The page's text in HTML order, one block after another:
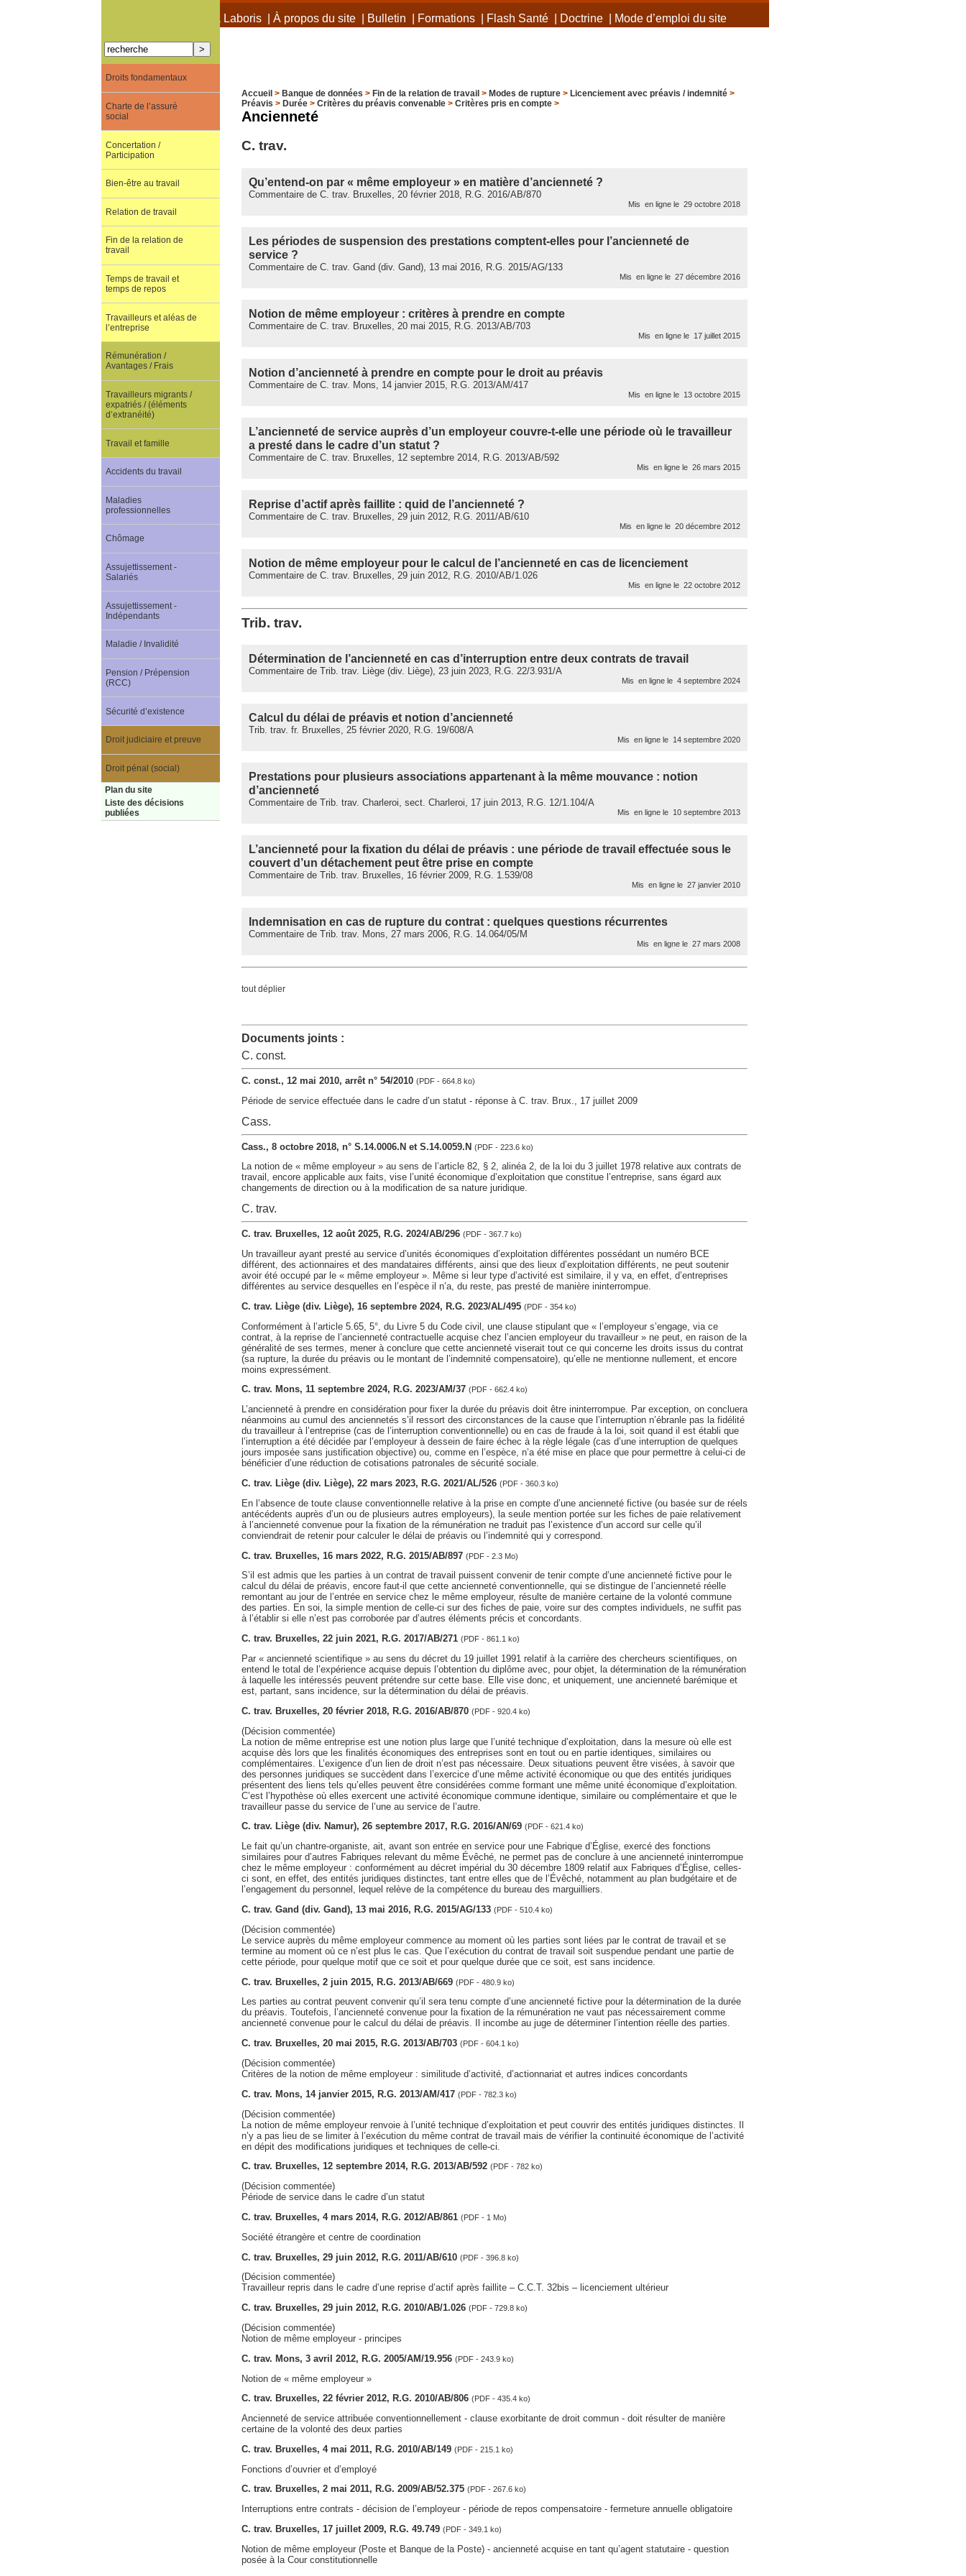
À propos de Terra Laboris| À propos du site| Bulletin Formations| Flash Santé| Doctrine| Mode d’emploi du site
Accueil > Banque de données > Fin de la relation de travail > Modes de rupture> Licenciement avec préavis / indemnité>
Préavis > Durée> Critères du préavis convenable> Critères pris en compte>
Ancienneté
C. trav.
Qu’entend-on par « même employeur » en matière d’ancienneté ?
Commentaire de C. trav. Bruxelles, 20 février 2018, R.G. 2016/AB/870
Mis en ligne le 29 octobre 2018
Les périodes de suspension des prestations comptent-elles pour l’ancienneté de
service ?
Commentaire de C. trav. Gand (div. Gand), 13 mai 2016, R.G. 2015/AG/133
Mis en ligne le 27 décembre 2016
Notion de même employeur : critères à prendre en compte
Commentaire de C. trav. Bruxelles, 20 mai 2015, R.G. 2013/AB/703
Mis en ligne le 17 juillet 2015
Notion d’ancienneté à prendre en compte pour le droit au préavis
Commentaire de C. trav. Mons, 14 janvier 2015, R.G. 2013/AM/417
Mis en ligne le 13 octobre 2015
L’ancienneté de service auprès d’un employeur couvre-t-elle une période où le travailleur
a presté dans le cadre d’un statut ?
Commentaire de C. trav. Bruxelles, 12 septembre 2014, R.G. 2013/AB/592
Mis en ligne le 26 mars 2015
Reprise d’actif après faillite : quid de l’ancienneté ?
Commentaire de C. trav. Bruxelles, 29 juin 2012, R.G. 2011/AB/610
Mis en ligne le 20 décembre 2012
Notion de même employeur pour le calcul de l’ancienneté en cas de licenciement
Commentaire de C. trav. Bruxelles, 29 juin 2012, R.G. 2010/AB/1.026
Mis en ligne le 22 octobre 2012
Trib. trav.
Détermination de l’ancienneté en cas d’interruption entre deux contrats de travail
Commentaire de Trib. trav. Liège (div. Liège), 23 juin 2023, R.G. 22/3.931/A
Mis en ligne le 4 septembre 2024
Calcul du délai de préavis et notion d’ancienneté
Trib. trav. fr. Bruxelles, 25 février 2020, R.G. 19/608/A
Mis en ligne le 14 septembre 2020
Prestations pour plusieurs associations appartenant à la même mouvance : notion
d’ancienneté
Commentaire de Trib. trav. Charleroi, sect. Charleroi, 17 juin 2013, R.G. 12/1.104/A
Mis en ligne le 10 septembre 2013
L’ancienneté pour la fixation du délai de préavis : une période de travail effectuée sous le
couvert d’un détachement peut être prise en compte
Commentaire de Trib. trav. Bruxelles, 16 février 2009, R.G. 1.539/08
Mis en ligne le 27 janvier 2010
Indemnisation en cas de rupture du contrat : quelques questions récurrentes
Commentaire de Trib. trav. Mons, 27 mars 2006, R.G. 14.064/05/M
Mis en ligne le 27 mars 2008
tout déplier
Documents joints :
C. const.
C. const., 12 mai 2010, arrêt n° 54/2010 (PDF - 664.8 ko)
Période de service effectuée dans le cadre d’un statut - réponse à C. trav. Brux., 17 juillet 2009
Cass.
Cass., 8 octobre 2018, n° S.14.0006.N et S.14.0059.N (PDF - 223.6 ko)
La notion de « même employeur » au sens de l’article 82, § 2, alinéa 2, de la loi du 3 juillet 1978 relative aux contrats de
travail, encore applicable aux faits, vise l’unité économique d’exploitation que constitue l’entreprise, sans égard aux
changements de direction ou à la modification de sa nature juridique.
C. trav.
C. trav. Bruxelles, 12 août 2025, R.G. 2024/AB/296 (PDF - 367.7 ko)
Un travailleur ayant presté au service d’unités économiques d’exploitation différentes possédant un numéro BCE
différent, des actionnaires et des mandataires différents, ainsi que des lieux d’exploitation différents, ne peut soutenir
avoir été occupé par le « même employeur ». Même si leur type d’activité est similaire, il y va, en effet, d’entreprises
différentes au service desquelles en l’espèce il n’a, du reste, pas presté de manière ininterrompue.
C. trav. Liège (div. Liège), 16 septembre 2024, R.G. 2023/AL/495 (PDF - 354 ko)
Conformément à l’article 5.65, 5°, du Livre 5 du Code civil, une clause stipulant que « l’employeur s’engage, via ce
contrat, à la reprise de l’ancienneté contractuelle acquise chez l’ancien employeur du travailleur » ne peut, en raison de la
généralité de ses termes, mener à conclure que cette ancienneté viserait tout ce qui concerne les droits issus du contrat
(sa rupture, la durée du préavis ou le montant de l’indemnité compensatoire), qu’elle ne mentionne nullement, et encore
moins expressément.
C. trav. Mons, 11 septembre 2024, R.G. 2023/AM/37 (PDF - 662.4 ko)
L’ancienneté à prendre en considération pour fixer la durée du préavis doit être ininterrompue. Par exception, on concluera
néanmoins au cumul des anciennetés s’il ressort des circonstances de la cause que l’interruption n’ébranle pas la fidélité
du travailleur à l’entreprise (cas de l’interruption conventionnelle) ou en cas de fraude à la loi, soit quand il est établi que
l’interruption a été décidée par l’employeur à dessein de faire échec à la règle légale (cas d’une interruption de quelques
jours imposée sans justification objective) ou, comme en l’espèce, n’a été mise en place que pour permettre à celui-ci de
bénéficier d’une réduction de cotisations patronales de sécurité sociale.
C. trav. Liège (div. Liège), 22 mars 2023, R.G. 2021/AL/526 (PDF - 360.3 ko)
En l’absence de toute clause conventionnelle relative à la prise en compte d’une ancienneté fictive (ou basée sur de réels
antécédents auprès d’un ou de plusieurs autres employeurs), la seule mention portée sur les fiches de paie relativement
à l’ancienneté convenue pour la fixation de la rémunération ne traduit pas l’existence d’un accord sur celle qu’il
conviendrait de retenir pour calculer le délai de préavis ou l’indemnité qui y correspond.
C. trav. Bruxelles, 16 mars 2022, R.G. 2015/AB/897 (PDF - 2.3 Mo)
S’il est admis que les parties à un contrat de travail puissent convenir de tenir compte d’une ancienneté fictive pour le
calcul du délai de préavis, encore faut-il que cette ancienneté conventionnelle, qui se distingue de l’ancienneté réelle
remontant au jour de l’entrée en service chez le même employeur, résulte de manière certaine de la volonté commune
des parties. En soi, la simple mention de celle-ci sur des fiches de paie, voire sur des comptes individuels, ne suffit pas
à l’établir si elle n’est pas corroborée par d’autres éléments précis et concordants.
C. trav. Bruxelles, 22 juin 2021, R.G. 2017/AB/271 (PDF - 861.1 ko)
Par « ancienneté scientifique » au sens du décret du 19 juillet 1991 relatif à la carrière des chercheurs scientifiques, on
entend le total de l’expérience acquise depuis l’obtention du diplôme avec, pour objet, la détermination de la rémunération
à laquelle les intéressés peuvent prétendre sur cette base. Elle vise donc, et uniquement, une ancienneté barémique et
est, partant, sans incidence, sur la détermination du délai de préavis.
C. trav. Bruxelles, 20 février 2018, R.G. 2016/AB/870 (PDF - 920.4 ko)
(Décision commentée)
La notion de même entreprise est une notion plus large que l’unité technique d’exploitation, dans la mesure où elle est
acquise dès lors que les finalités économiques des entreprises sont en tout ou en partie identiques, similaires ou
complémentaires. L’exigence d’un lien de droit n’est pas nécessaire. Deux situations peuvent être visées, à savoir que
des personnes juridiques se succèdent dans l’exercice d’une même activité économique ou que des entités juridiques
présentent des liens tels qu’elles peuvent être considérées comme formant une même unité économique d’exploitation.
C’est l’hypothèse où elles exercent une activité économique commune identique, similaire ou complémentaire et que le
travailleur passe du service de l’une au service de l’autre.
C. trav. Liège (div. Namur), 26 septembre 2017, R.G. 2016/AN/69 (PDF - 621.4 ko)
Le fait qu’un chantre-organiste, ait, avant son entrée en service pour une Fabrique d’Église, exercé des fonctions
similaires pour d’autres Fabriques relevant du même Évêché, ne permet pas de conclure à une ancienneté ininterrompue
chez le même employeur : conformément au décret impérial du 30 décembre 1809 relatif aux Fabriques d’Église, celles-
ci sont, en effet, des entités juridiques distinctes, tant entre elles que de l’Évêché, notamment au plan budgétaire et de
l’engagement du personnel, lequel relève de la compétence du bureau des marguilliers.
C. trav. Gand (div. Gand), 13 mai 2016, R.G. 2015/AG/133 (PDF - 510.4 ko)
(Décision commentée)
Le service auprès du même employeur commence au moment où les parties sont liées par le contrat de travail et se
termine au moment où ce n’est plus le cas. Que l’exécution du contrat de travail soit suspendue pendant une partie de
cette période, pour quelque motif que ce soit et pour quelque durée que ce soit, est sans incidence.
C. trav. Bruxelles, 2 juin 2015, R.G. 2013/AB/669 (PDF - 480.9 ko)
Les parties au contrat peuvent convenir qu’il sera tenu compte d’une ancienneté fictive pour la détermination de la durée
du préavis. Toutefois, l’ancienneté convenue pour la fixation de la rémunération ne vaut pas nécessairement comme
ancienneté convenue pour le calcul du délai de préavis. Il incombe au juge de déterminer l’intention réelle des parties.
C. trav. Bruxelles, 20 mai 2015, R.G. 2013/AB/703 (PDF - 604.1 ko)
(Décision commentée)
Critères de la notion de même employeur : similitude d’activité, d’actionnariat et autres indices concordants
C. trav. Mons, 14 janvier 2015, R.G. 2013/AM/417 (PDF - 782.3 ko)
(Décision commentée)
La notion de même employeur renvoie à l’unité technique d’exploitation et peut couvrir des entités juridiques distinctes. Il
n’y a pas lieu de se limiter à l’exécution du même contrat de travail mais de vérifier la continuité économique de l’activité
en dépit des modifications juridiques et techniques de celle-ci.
C. trav. Bruxelles, 12 septembre 2014, R.G. 2013/AB/592 (PDF - 782 ko)
(Décision commentée)
Période de service dans le cadre d’un statut
C. trav. Bruxelles, 4 mars 2014, R.G. 2012/AB/861 (PDF - 1 Mo)
Société étrangère et centre de coordination
C. trav. Bruxelles, 29 juin 2012, R.G. 2011/AB/610 (PDF - 396.8 ko)
(Décision commentée)
Travailleur repris dans le cadre d’une reprise d’actif après faillite – C.C.T. 32bis – licenciement ultérieur
C. trav. Bruxelles, 29 juin 2012, R.G. 2010/AB/1.026 (PDF - 729.8 ko)
(Décision commentée)
Notion de même employeur - principes
C. trav. Mons, 3 avril 2012, R.G. 2005/AM/19.956 (PDF - 243.9 ko)
Notion de « même employeur »
C. trav. Bruxelles, 22 février 2012, R.G. 2010/AB/806 (PDF - 435.4 ko)
Ancienneté de service attribuée conventionnellement - clause exorbitante de droit commun - doit résulter de manière
certaine de la volonté des deux parties
C. trav. Bruxelles, 4 mai 2011, R.G. 2010/AB/149 (PDF - 215.1 ko)
Fonctions d’ouvrier et d’employé
C. trav. Bruxelles, 2 mai 2011, R.G. 2009/AB/52.375 (PDF - 267.6 ko)
Interruptions entre contrats - décision de l’employeur - période de repos compensatoire - fermeture annuelle obligatoire
C. trav. Bruxelles, 17 juillet 2009, R.G. 49.749 (PDF - 349.1 ko)
Notion de même employeur (Poste et Banque de la Poste) - ancienneté acquise en tant qu’agent statutaire - question
posée à la Cour constitutionnelle
Droits fondamentaux
Charte de l’assuré
social
Concertation /
Participation
Bien-être au travail
Relation de travail
Fin de la relation de
travail
Temps de travail et
temps de repos
Travailleurs et aléas de
l’entreprise
Rémunération /
Avantages / Frais
Travailleurs migrants /
expatriés / (éléments
d’extranéité)
Travail et famille
Accidents du travail
Maladies
professionnelles
Chômage
Assujettissement -
Salariés
Assujettissement -
Indépendants
Maladie / Invalidité
Pension / Prépension
(RCC)
Sécurité d’existence
Droit judiciaire et preuve
Droit pénal (social)
Plan du site
Liste des décisions
publiées